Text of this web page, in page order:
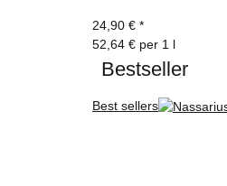
24,90 € *
52,64 € per 1 l
Bestseller
Best sellers